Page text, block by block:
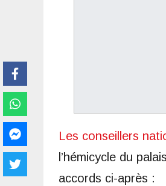
Les conseillers
l’hémicycle du
accords ci-après :